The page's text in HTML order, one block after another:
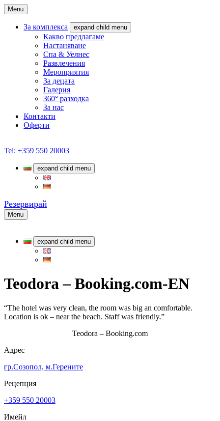
Menu
За комплекса expand child menu
Какво предлагаме
Настаняване
Спа & Уелнес
Развлечения
Мероприятия
За децата
Галерия
360° разходка
За нас
Контакти
Оферти
Tel: +359 550 20003
expand child menu
Резервирай
Menu
expand child menu
Teodora – Booking.com-EN
“The hotel was very clean, the room was big an comfortable.
Location is ok – near the beach. Staff was friendly.”
Teodora – Booking.com
Адрес
гр.Созопол, м.Герените
Рецепция
+359 550 20003
Имейл